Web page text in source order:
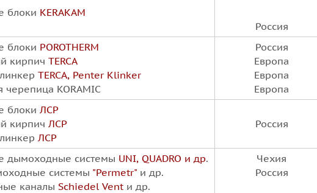
блоки KERAKAM
Россия
блоки POROTHERM
кирпич TERCA
TERCA, Penter Klinker
черепица KORAMIC
Россия
Европа
Европа
Европа
блоки ЛСР
кирпич ЛСР
ЛСР
Россия
дымоходные системы UNI, QUADRO и др.
системы "Permetr" и др.
каналы Schiedel Vent и др.
Чехия
Россия